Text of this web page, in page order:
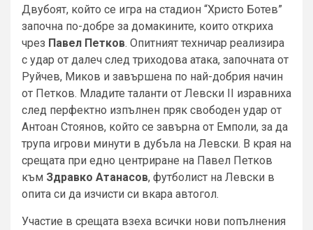
Двубоят, който се игра на стадион “Христо Ботев”
започна по-добре за домакините, които откриха
чрез Павел Петков. Опитният техничар реализира
с удар от далеч след триходова атака, започната от
Руйчев, Миков и завършена по най-добрия начин
от Петков. Младите таланти от Левски II изравниха
след перфектно изпълнен пряк свободен удар от
Антоан Стоянов, който се завърна от Емполи, за да
трупа игрови минути в дубъла на Левски. В края на
срещата при едно центриране на Павел Петков
към Здравко Атанасов, футболист на Левски в
опита си да изчисти си вкара автогол.
Участие в срещата взеха всички нови попълнения